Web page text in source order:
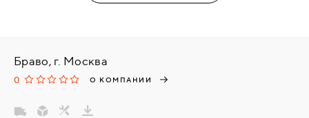
Браво, г. Москва
0 О КОМПАНИИ